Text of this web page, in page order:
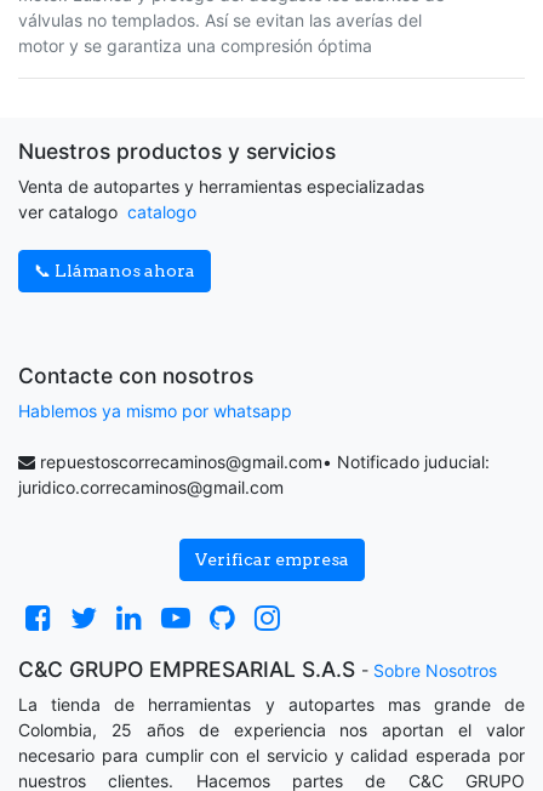
válvulas no templados. Así se evitan las averías del
motor y se garantiza una compresión óptima
Nuestros productos y servicios
Venta de autopartes y herramientas especializadas
ver catalogo catalogo
📞 Llámanos ahora
Contacte con nosotros
Hablemos ya mismo por whatsapp
repuestoscorrecaminos@gmail.com• Notificado juducial:
juridico.correcaminos@gmail.com
Verificar empresa
C&C GRUPO EMPRESARIAL S.A.S - Sobre Nosotros
La tienda de herramientas y autopartes mas grande de
Colombia, 25 años de experiencia nos aportan el valor
necesario para cumplir con el servicio y calidad esperada por
nuestros clientes. Hacemos partes de C&C GRUPO